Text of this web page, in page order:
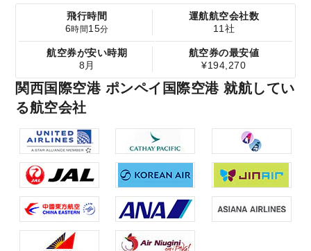
飛行時間
6時間15分
運航航空会社数
11社
航空券が安い時期
8月
航空券の最安値
¥194,270
関西国際空港 ポンペイ国際空港 就航してい
る航空会社